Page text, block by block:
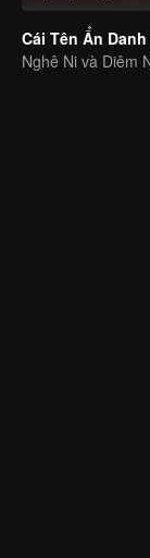
Cái Tên Ẩn Danh